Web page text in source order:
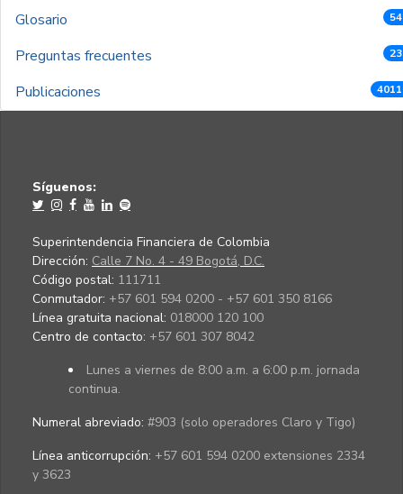
Glosario
Preguntas frecuentes
Publicaciones
Síguenos:
Superintendencia Financiera de Colombia
Dirección: Calle 7 No. 4 - 49 Bogotá, D.C.
Código postal: 111711
Conmutador: +57 601 594 0200 - +57 601 350 8166
Línea gratuita nacional: 018000 120 100
Centro de contacto: +57 601 307 8042
Lunes a viernes de 8:00 a.m. a 6:00 p.m. jornada
continua.
Numeral abreviado: #903 (solo operadores Claro y Tigo)
Línea anticorrupción: +57 601 594 0200 extensiones 2334
y 3623